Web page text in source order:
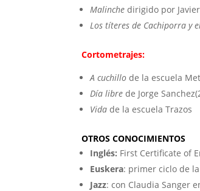
Malinche dirigido por
Los títeres de Cachiporra y
Cortometrajes:
A cuchillo de la escuela
Día librede Jorge
Vida de la escuela Trazos
OTROS CONOCIMIENTOS
Inglés: First Certificate of
Euskera: primer ciclo de
Jazz: con Claudia Sanger